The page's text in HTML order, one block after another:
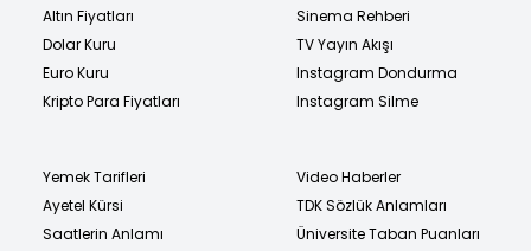
Altın Fiyatları
Dolar Kuru
Euro Kuru
Kripto Para Fiyatları
Sinema Rehberi
TV Yayın Akışı
Instagram Dondurma
Instagram Silme
Yemek Tarifleri
Ayetel Kürsi
Saatlerin Anlamı
Video Haberler
TDK Sözlük Anlamları
Üniversite Taban Puanları